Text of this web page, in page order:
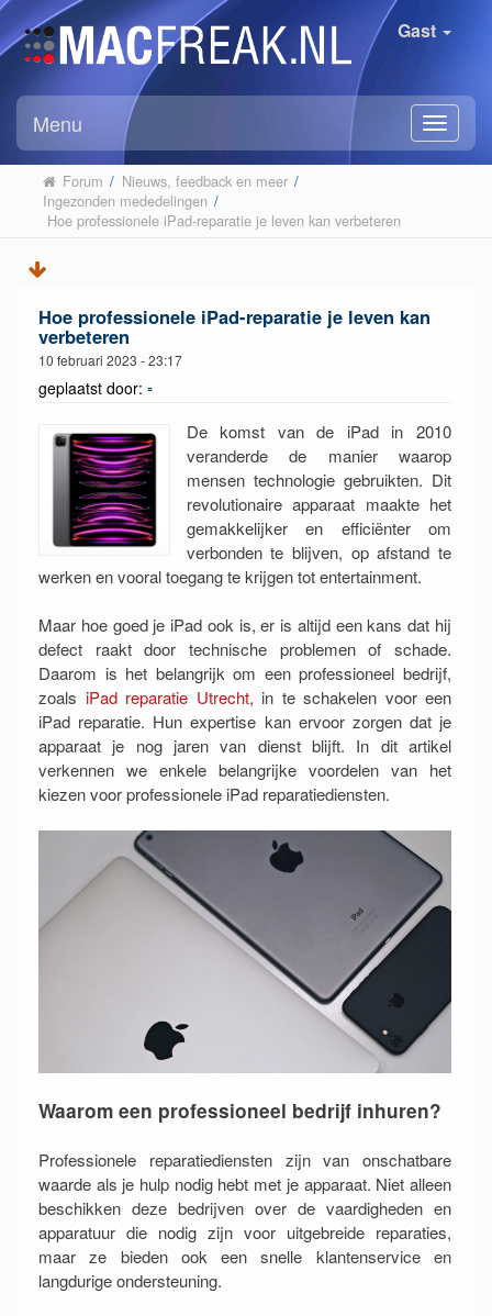
Gast
Menu
Forum / Nieuws, feedback en meer /
Ingezonden mededelingen /
Hoe professionele iPad-reparatie je leven kan verbeteren
Hoe professionele iPad-reparatie je leven kan
verbeteren
10 februari 2023 - 23:17
geplaatst door: ▫︎
De komst van de iPad in 2010
veranderde de manier waarop
mensen technologie gebruikten. Dit
revolutionaire apparaat maakte het
gemakkelijker en efficiënter om
verbonden te blijven, op afstand te
werken en vooral toegang te krijgen tot entertainment.
Maar hoe goed je iPad ook is, er is altijd een kans dat hij
defect raakt door technische problemen of schade.
Daarom is het belangrijk om een professioneel bedrijf,
zoals iPad reparatie Utrecht, in te schakelen voor een
iPad reparatie. Hun expertise kan ervoor zorgen dat je
apparaat je nog jaren van dienst blijft. In dit artikel
verkennen we enkele belangrijke voordelen van het
kiezen voor professionele iPad reparatiediensten.
Waarom een professioneel bedrijf inhuren?
Professionele reparatiediensten zijn van onschatbare
waarde als je hulp nodig hebt met je apparaat. Niet alleen
beschikken deze bedrijven over de vaardigheden en
apparatuur die nodig zijn voor uitgebreide reparaties,
maar ze bieden ook een snelle klantenservice en
langdurige ondersteuning.